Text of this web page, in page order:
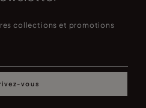
collections et promotions
vous